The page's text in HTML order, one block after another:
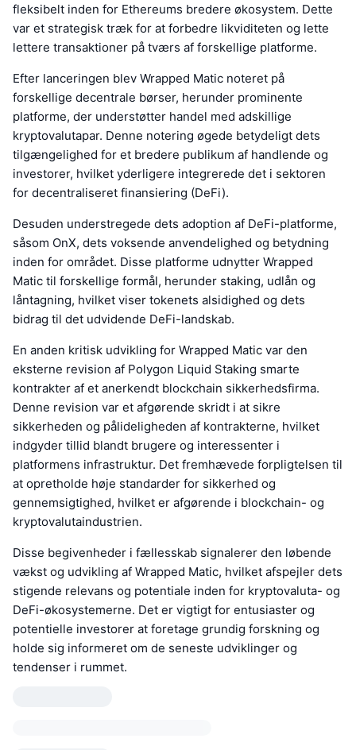
fleksibelt inden for Ethereums bredere økosystem. Dette
var et strategisk træk for at forbedre likviditeten og lette
lettere transaktioner på tværs af forskellige platforme.
Efter lanceringen blev Wrapped Matic noteret på
forskellige decentrale børser, herunder prominente
platforme, der understøtter handel med adskillige
kryptovalutapar. Denne notering øgede betydeligt dets
tilgængelighed for et bredere publikum af handlende og
investorer, hvilket yderligere integrerede det i sektoren
for decentraliseret finansiering (DeFi).
Desuden understregede dets adoption af DeFi-platforme,
såsom OnX, dets voksende anvendelighed og betydning
inden for området. Disse platforme udnytter Wrapped
Matic til forskellige formål, herunder staking, udlån og
låntagning, hvilket viser tokenets alsidighed og dets
bidrag til det udvidende DeFi-landskab.
En anden kritisk udvikling for Wrapped Matic var den
eksterne revision af Polygon Liquid Staking smarte
kontrakter af et anerkendt blockchain sikkerhedsfirma.
Denne revision var et afgørende skridt i at sikre
sikkerheden og pålideligheden af kontrakterne, hvilket
indgyder tillid blandt brugere og interessenter i
platformens infrastruktur. Det fremhævede forpligtelsen til
at opretholde høje standarder for sikkerhed og
gennemsigtighed, hvilket er afgørende i blockchain- og
kryptovalutaindustrien.
Disse begivenheder i fællesskab signalerer den løbende
vækst og udvikling af Wrapped Matic, hvilket afspejler dets
stigende relevans og potentiale inden for kryptovaluta- og
DeFi-økosystemerne. Det er vigtigt for entusiaster og
potentielle investorer at foretage grundig forskning og
holde sig informeret om de seneste udviklinger og
tendenser i rummet.